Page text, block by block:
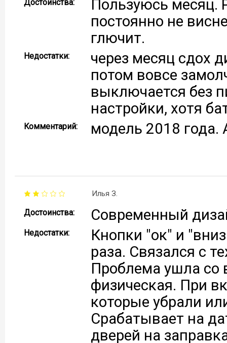
Достоинства:
Пользуюсь месяц.
постоянно не
глючит.
Недостатки:
через месяц сдох
потом вовсе
выключается без
настройки, хотя
Комментарий: модель 2018 года.
Илья З.
Достоинства: Современный
Недостатки:
Кнопки "ок" и
раза. Связался с
Проблема ушла со
физическая. При
которые убрали
Срабатывает на
дверей на